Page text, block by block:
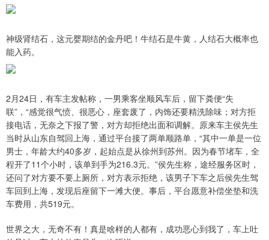
神级肾结石，这元婴期结的金丹吧！牛结石是牛黄，人结石大概率也
能入药。
2月24日，有车主发帖称，一男乘客坐顺风车后，留下粪便“失
联”，“感觉很气愤、很恶心，座套废了，内饰还要精洗除味；对方拒
接电话，无奈之下报了警，对方却拒绝出面和调解。原来车主侯先生
当时从山东自驾回上海，通过平台接了两单顺路单，“其中一单是一位
男士，年龄大约40多岁，起始点是从徐州到苏州。因为春节堵车，全
程开了11个小时，该单到手为216.3元。”侯先生称，途经服务区时，
还问了对方要不要上厕所，对方表示拒绝，该男子下车之后侯先生驾
车回到上海，发现后座留下一滩大便。事后，平台愿意补偿坐垫和洗
车费用，共519元。
世界之大，无奇不有！真是啥样的人都有，成功恶心到我了，车上吐